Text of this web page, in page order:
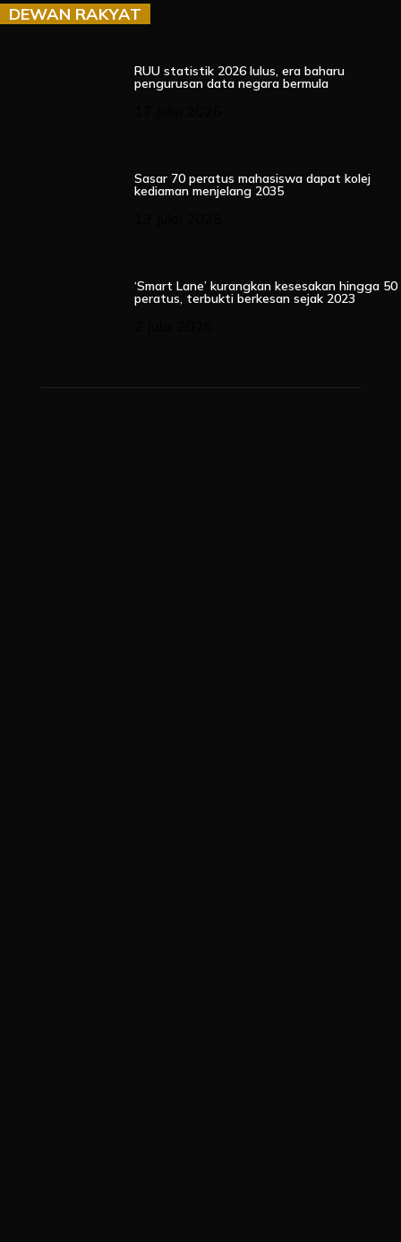
DEWAN RAKYAT
RUU statistik 2026 lulus, era baharu
pengurusan data negara bermula
Sasar 70 peratus mahasiswa dapat kolej
kediaman menjelang 2035
‘Smart Lane’ kurangkan kesesakan hingga 50
peratus, terbukti berkesan sejak 2023